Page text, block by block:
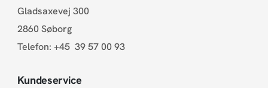
Gladsaxevej 300
2860 Søborg
Telefon: +45 39 57 00 93
Kundeservice